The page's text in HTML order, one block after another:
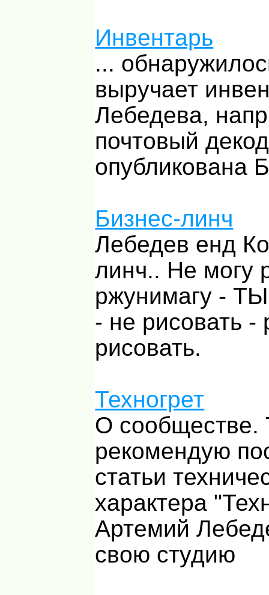
Инвентарь
...
выручает
Лебедева,
почтовый
опубликована
Бизнес-линч
Лебедев енд
линч.. Не могу
ржунимагу -
- не рисовать -
рисовать.
Техногрет
О сообществе.
рекомендую
статьи
характера
Артемий
свою студию